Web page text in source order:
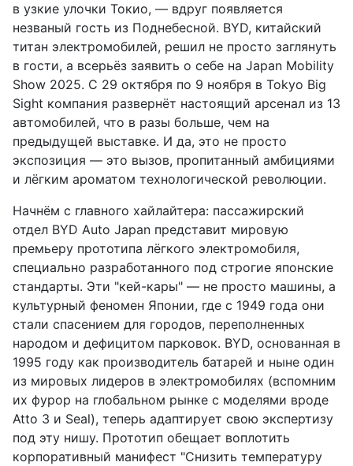
в узкие улочки Токио, — вдруг появляется
незваный гость из Поднебесной. BYD, китайский
титан электромобилей, решил не просто заглянуть
в гости, а всерьёз заявить о себе на Japan Mobility
Show 2025. С 29 октября по 9 ноября в Tokyo Big
Sight компания развернёт настоящий арсенал из 13
автомобилей, что в разы больше, чем на
предыдущей выставке. И да, это не просто
экспозиция — это вызов, пропитанный амбициями
и лёгким ароматом технологической революции.
Начнём с главного хайлайтера: пассажирский
отдел BYD Auto Japan представит мировую
премьеру прототипа лёгкого электромобиля,
специально разработанного под строгие японские
стандарты. Эти "кей-кары" — не просто машины, а
культурный феномен Японии, где с 1949 года они
стали спасением для городов, переполненных
народом и дефицитом парковок. BYD, основанная в
1995 году как производитель батарей и ныне один
из мировых лидеров в электромобилях (вспомним
их фурор на глобальном рынке с моделями вроде
Atto 3 и Seal), теперь адаптирует свою экспертизу
под эту нишу. Прототип обещает воплотить
корпоративный манифест "Снизить температуру